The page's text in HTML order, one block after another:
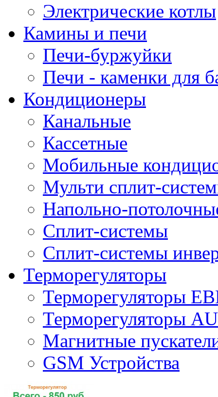
Электрические котлы
Камины и печи
Печи-буржуйки
Печи - каменки для
Кондиционеры
Канальные
Кассетные
Мобильные
Мульти сплит-
Напольно-
Сплит-системы
Сплит-системы
Терморегуляторы
Терморегуляторы
Терморегуляторы
Магнитные
GSM Устройства